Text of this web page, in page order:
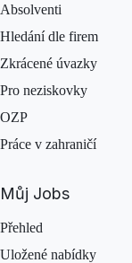
Absolventi
Hledání dle firem
Zkrácené úvazky
Pro neziskovky
OZP
Práce v zahraničí
Můj Jobs
Přehled
Uložené nabídky